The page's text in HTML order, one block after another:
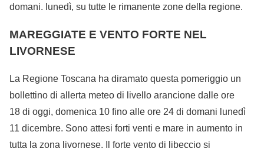
domani. lunedì, su tutte le rimanente zone della regione.
MAREGGIATE E VENTO FORTE NEL
LIVORNESE
La Regione Toscana ha diramato questa pomeriggio un
bollettino di allerta meteo di livello arancione dalle ore
18 di oggi, domenica 10 fino alle ore 24 di domani lunedì
11 dicembre. Sono attesi forti venti e mare in aumento in
tutta la zona livornese. Il forte vento di libeccio si